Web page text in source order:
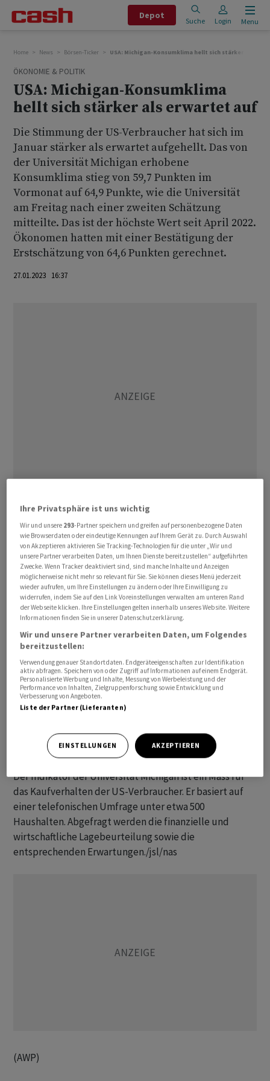
Depot
Suche Login Menu
Home News Börsen-Ticker USA: Michigan-Konsumklima hellt sich stärker als
ÖKONOMIE & POLITIK
USA: Michigan-Konsumklima
hellt sich stärker als erwartet auf
Die Stimmung der US-Verbraucher hat sich im
Januar stärker als erwartet aufgehellt. Das von
der Universität Michigan erhobene
Konsumklima stieg von 59,7 Punkten im
Vormonat auf 64,9 Punkte, wie die Universität
am Freitag nach einer zweiten Schätzung
mitteilte. Das ist der höchste Wert seit April 2022.
Ökonomen hatten mit einer Bestätigung der
Erstschätzung von 64,6 Punkten gerechnet.
27.01.2023 16:37
Das Konsumklima entfernte sich so weiter von seinem
im Juni erreichten Rekordtief von 50,0 Punkten. Im
Januar verbesserten sich sowohl die Bewertung der
Erwartungen als auch die aktuelle Lage.
Zudem sind die kurzfristigen Inflationserwartungen der
Verbraucher merklich gesunken. Auf Sicht von einem
Jahr sehen sie eine Inflationsrate von revidierten 3,9
einer ersten Schätzung waren noch 4,0 Prozent
ermittelt worden. Im Vormonat hatte dieser Wert noch
bei 4,4 Prozent gelegen.
Auf Sicht von fünf bis zehn Jahren erwarten die
2,9 Prozent. Die US-Notenbank Fed strebt eine Rate
von zwei Prozent an.
Der Indikator der Universität Michigan ist ein Mass für
das Kaufverhalten der US-Verbraucher. Er basiert auf
einer telefonischen Umfrage unter etwa 500
Haushalten. Abgefragt werden die finanzielle und
wirtschaftliche Lagebeurteilung sowie die
entsprechenden Erwartungen./jsl/nas
(AWP)
Ihre Privatsphäre ist uns wichtig
Wir und unsere 293-Partner speichern und greifen auf personenbezogene Daten
wie Browserdaten oder eindeutige Kennungen auf Ihrem Gerät zu. Durch Auswahl
von Akzeptieren aktivieren Sie Tracking-Technologien für die unter „Wir und
unsere Partner verarbeiten Daten, um Ihnen Dienste bereitzustellen“ aufgeführten
Zwecke. Wenn Tracker deaktiviert sind, sind manche Inhalte und Anzeigen
möglicherweise nicht mehr so relevant für Sie. Sie können dieses Menü jederzeit
wieder aufrufen, um Ihre Einstellungen zu ändern oder Ihre Einwilligung zu
widerrufen, indem Sie auf den Link Voreinstellungen verwalten am unteren Rand
der Webseite klicken. Ihre Einstellungen gelten innerhalb unseres Website. Weitere
Informationen finden Sie in unserer Datenschutzerklärung.
Wir und unsere Partner verarbeiten Daten, um Folgendes
bereitzustellen:
Verwendung genauer Standortdaten. Endgeräteeigenschaften zur Identifikation
aktiv abfragen. Speichern von oder Zugriff auf Informationen auf einem Endgerät.
Personalisierte Werbung und Inhalte, Messung von Werbeleistung und der
Performance von Inhalten, Zielgruppenforschung sowie Entwicklung und
Verbesserung von Angeboten.
Liste der Partner (Lieferanten)
EINSTELLUNGEN AKZEPTIEREN